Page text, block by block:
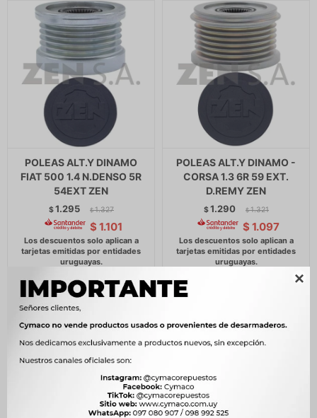

POLEAS ALT.Y DINAMO
FIAT 500 1.4 N.DENSO 5R
54EXT ZEN
$1.295 $ 1.327
$ 1.101
POLEAS ALT.Y DINAMO -
CORSA 1.3 6R 59 EXT.
D.REMY ZEN
$1.290 $ 1.321
$ 1.097